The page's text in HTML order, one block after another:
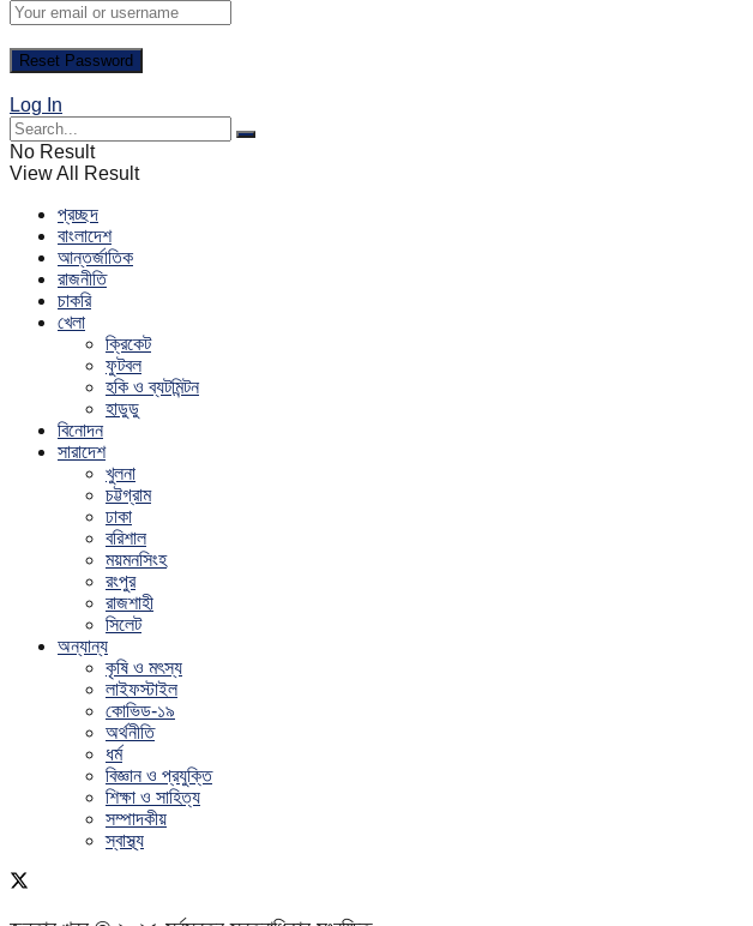
Log In
No Result
View All Result
প্রচ্ছদ
বাংলাদেশ
আন্তর্জাতিক
রাজনীতি
চাকরি
খেলা
ক্রিকেট
ফুটবল
হকি ও ব্যটমিন্টন
হাডুডু
বিনোদন
সারাদেশ
খুলনা
চট্টগ্রাম
ঢাকা
বরিশাল
ময়মনসিংহ
রংপুর
রাজশাহী
সিলেট
অন্যান্য
কৃষি ও মৎস্য
লাইফস্টাইল
কোভিড-১৯
অর্থনীতি
ধর্ম
বিজ্ঞান ও প্রযুক্তি
শিক্ষা ও সাহিত্য
সম্পাদকীয়
স্বাস্থ্য